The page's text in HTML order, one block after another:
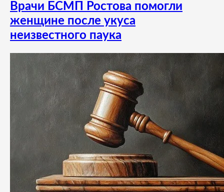
Врачи БСМП Ростова помогли
женщине после укуса
неизвестного паука